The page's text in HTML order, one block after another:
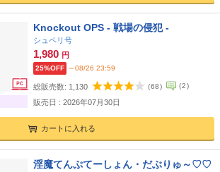
Knockout OPS - 戦場の侵犯 -
シュペリ号
1,980 円
25%OFF ～08/26 23:59
総販売数: 1,130 (68) (2)
販売日 : 2026年07月30日
カートに入れる
淫魔てんぷてーしょん・だぶりゅ～♡♡